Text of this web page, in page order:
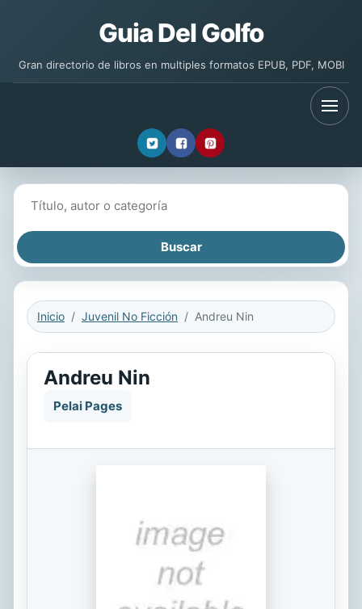
Guia Del Golfo
Gran directorio de libros en multiples formatos EPUB, PDF, MOBI
Inicio Juvenil No Ficción Andreu Nin
Andreu Nin
Pelai Pages